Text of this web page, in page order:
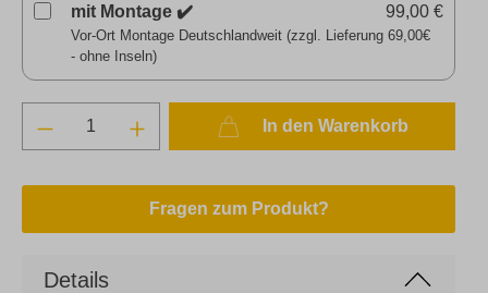
mit Montage ✔️
Vor-Ort Montage Deutschlandweit (zzgl. Lieferung 69,00€
- ohne Inseln)
99,00 €
In den Warenkorb
Fragen zum Produkt?
Details